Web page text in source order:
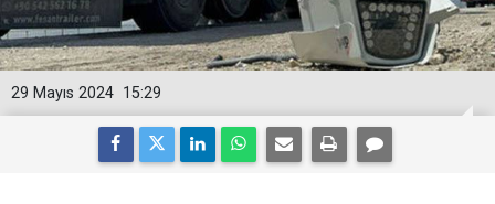
15:29
29 Mayıs 2024